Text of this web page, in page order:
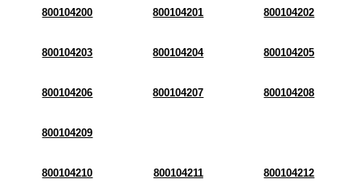
800104200 800104201 800104202
800104203 800104204 800104205
800104206 800104207 800104208
800104209
800104210 800104211 800104212